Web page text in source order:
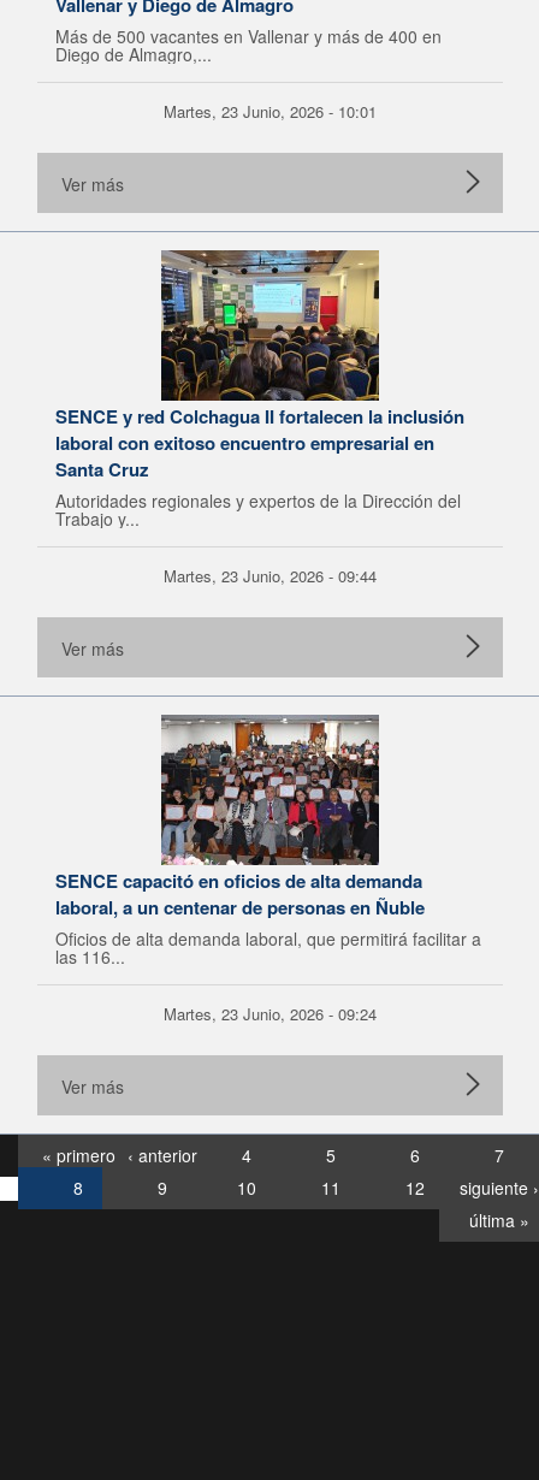
Más de 500 vacantes en Vallenar y más de 400 en
Diego de Almagro,...
Martes, 23 Junio, 2026 - 10:01
Ver más
SENCE y red Colchagua II fortalecen la inclusión
laboral con exitoso encuentro empresarial en
Santa Cruz
Autoridades regionales y expertos de la Dirección del
Trabajo y...
Martes, 23 Junio, 2026 - 09:44
Ver más
SENCE capacitó en oficios de alta demanda
laboral, a un centenar de personas en Ñuble
Oficios de alta demanda laboral, que permitirá facilitar a
las 116...
Martes, 23 Junio, 2026 - 09:24
Ver más
« primero ‹ anterior 4 5 6
7
8
9 10 11 12
siguiente ›
última »